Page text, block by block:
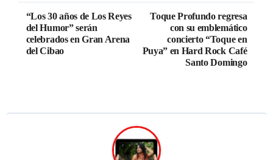
“Los 30 años de Los Reyes
del Humor” serán
celebrados en Gran Arena
del Cibao
Toque Profundo regresa
con su emblemático
concierto “Toque en
Puya” en Hard Rock Café
Santo Domingo